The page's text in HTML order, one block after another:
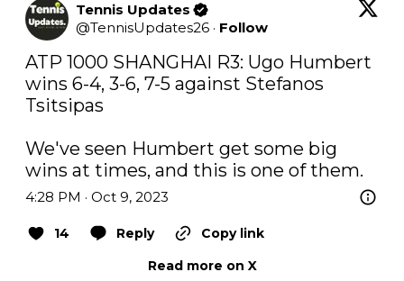
Tennis Updates
@TennisUpdates26 · Follow
ATP 1000 SHANGHAI R3: Ugo Humbert
wins 6-4, 3-6, 7-5 against Stefanos
Tsitsipas
We've seen Humbert get some big
wins at times, and this is one of them.
4:28 PM · Oct 9, 2023
14 Reply
Copy link
Read more on X